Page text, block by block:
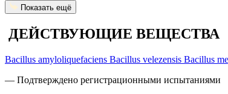
Показать ещё
ДЕЙСТВУЮЩИЕ ВЕЩЕСТВА
Bacillus amyloliquefaciens Bacillus velezensis Bacillus
— Подтверждено регистрационными испытаниями